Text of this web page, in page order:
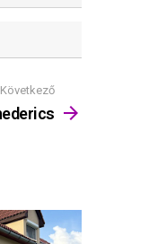
Következő